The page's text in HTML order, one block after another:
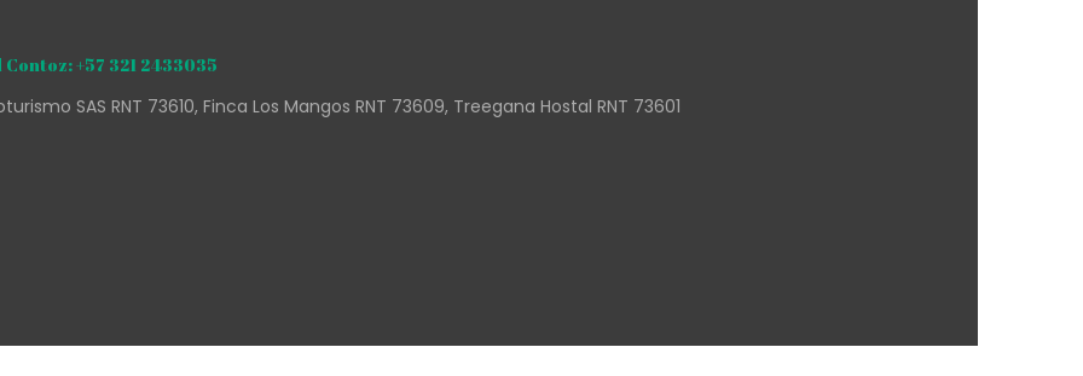
+57 321 2433035
SAS RNT 73610, Finca Los Mangos RNT 73609, Treegana Hostal RNT 73601